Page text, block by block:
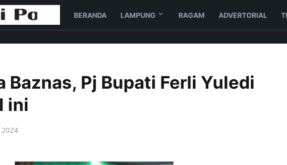
BERANDA LAMPUNG RAGAM ADVERTORIAL
Baznas, Pj Bupati Ferli Yuledi
ini